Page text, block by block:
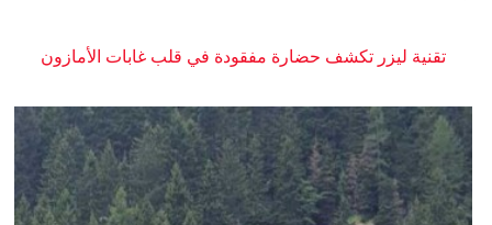
تقنية ليزر تكشف حضارة مفقودة في قلب غابات الأمازون